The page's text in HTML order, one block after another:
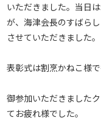
いただきました。当日
が、海津会長のすばら
させていただきました。
表彰式は割烹かねこ様で
御参加いただきました
てお疲れ様でした。